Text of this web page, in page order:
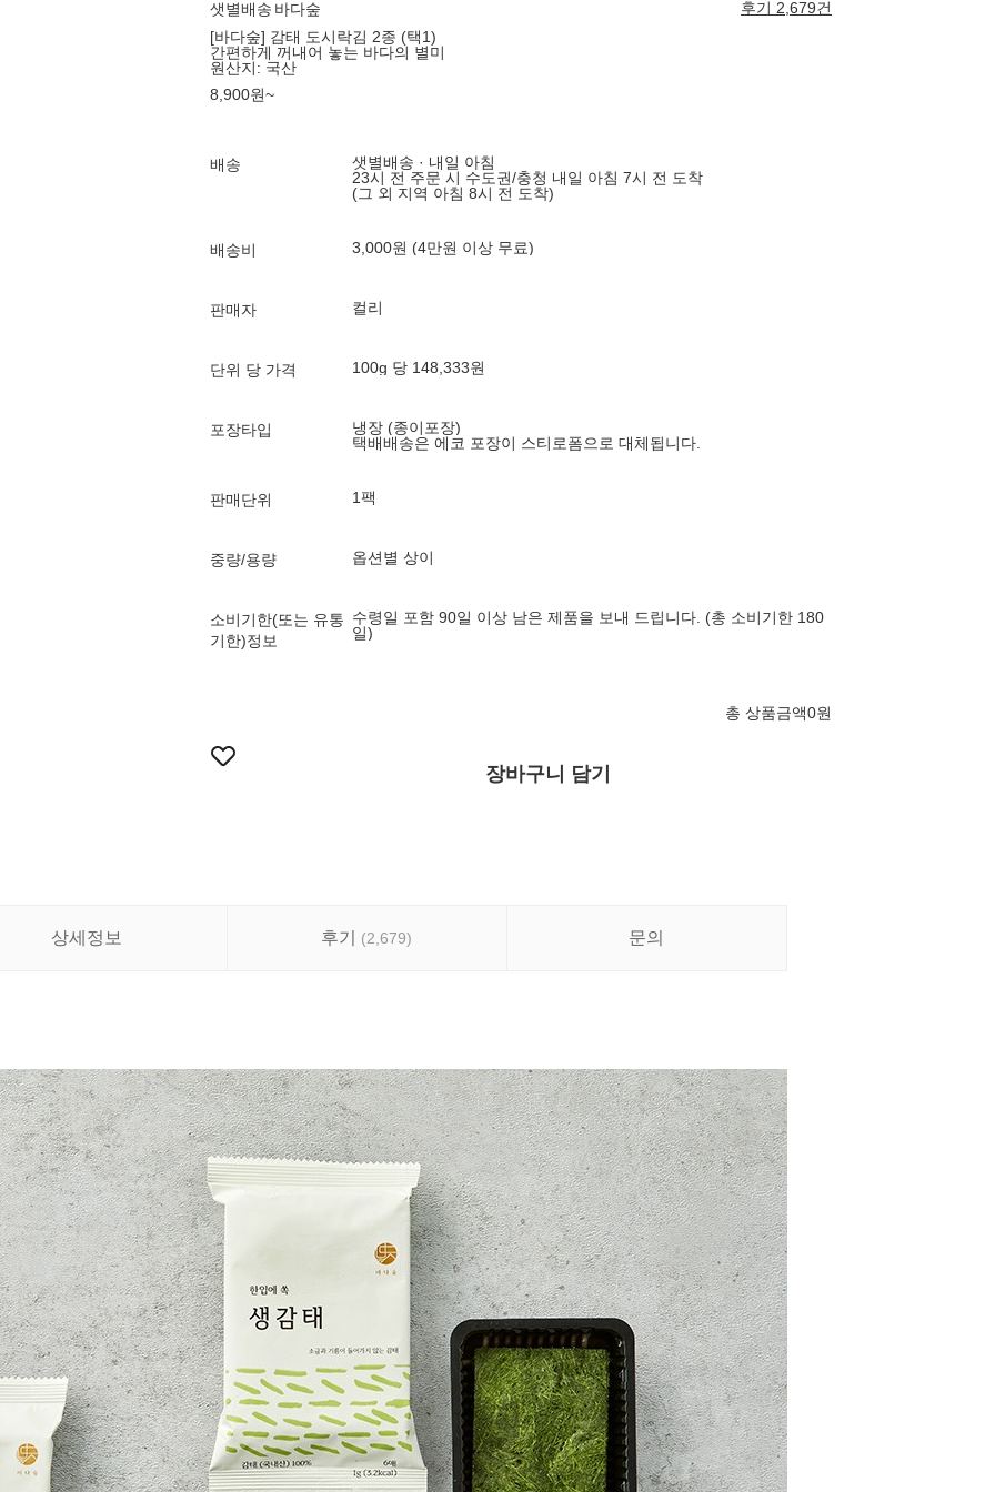
샛별배송 바다숲
후기 2,679건
[바다숲] 감태 도시락김 2종 (택1)
간편하게 꺼내어 놓는 바다의 별미
원산지: 국산
8,900원~
배송
샛별배송 · 내일 아침
23시 전 주문 시 수도권/충청 내일 아침 7시 전 도착
(그 외 지역 아침 8시 전 도착)
배송비 3,000원 (4만원 이상 무료)
판매자 컬리
단위 당 가격 100g 당 148,333원
포장타입
냉장 (종이포장)
택배배송은 에코 포장이 스티로폼으로 대체됩니다.
판매단위 1팩
중량/용량 옵션별 상이
소비기한(또는 유통
기한)정보
수령일 포함 90일 이상 남은 제품을 보내 드립니다. (총 소비기한 180
일)
총 상품금액0원
장바구니 담기
상세정보 후기 (2,679) 문의